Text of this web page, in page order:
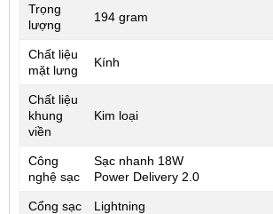
Trọng
lượng
194 gram
Chất liệu
mặt lưng
Kính
Chất liệu
khung
viền
Kim loại
Công
nghệ sạc
Sạc nhanh 18W
Power Delivery 2.0
Cổng sạc Lightning